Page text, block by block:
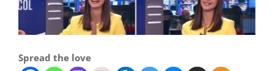
Spread the love